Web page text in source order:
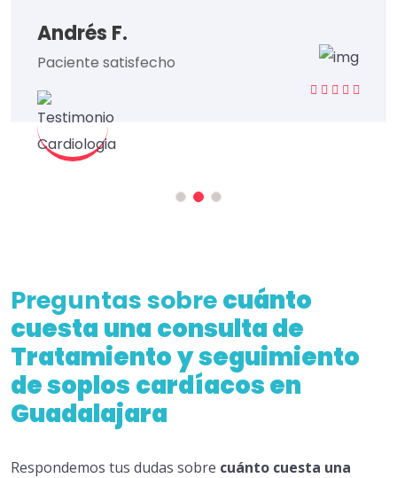
Andrés F.
Paciente satisfecho
Preguntas sobrecuánto
cuesta una consulta de
Tratamientoyseguimiento
de soplos cardíacos en
Guadalajara
Respondemos tus dudas sobre cuánto cuesta una